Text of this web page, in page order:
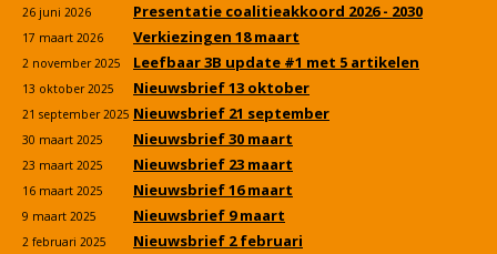
26 juni 2026 Presentatie coalitieakkoord 2026 - 2030
17 maart 2026 Verkiezingen 18 maart
2 november 2025 Leefbaar 3B update #1 met 5 artikelen
13 oktober 2025 Nieuwsbrief 13 oktober
21 september 2025 Nieuwsbrief 21 september
30 maart 2025 Nieuwsbrief 30 maart
23 maart 2025 Nieuwsbrief 23 maart
16 maart 2025 Nieuwsbrief 16 maart
9 maart 2025 Nieuwsbrief 9 maart
2 februari 2025 Nieuwsbrief 2 februari